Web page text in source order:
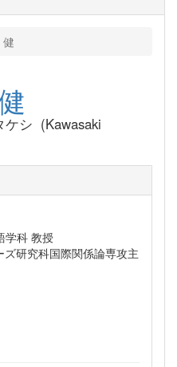
ケシ (Kawasaki
学科 教授
研究科国際関係論専攻主